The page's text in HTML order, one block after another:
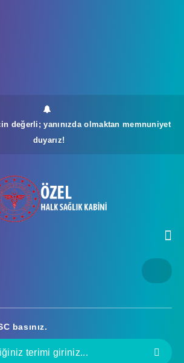
değerli; yanınızda olmaktan memnuniyet
duyarız!
basınız.